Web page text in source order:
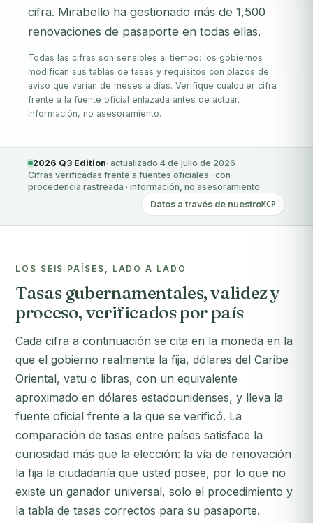
cifra. Mirabello ha gestionado más de 1,500
renovaciones de pasaporte en todas ellas.
Todas las cifras son sensibles al tiempo: los gobiernos
modifican sus tablas de tasas y requisitos con plazos de
aviso que varían de meses a días. Verifique cualquier cifra
frente a la fuente oficial enlazada antes de actuar.
Información, no asesoramiento.
2026 Q3 Edition· actualizado 4 de julio de 2026
Cifras verificadas frente a fuentes oficiales · con
procedencia rastreada · información, no asesoramiento
Datos a través de nuestroMCP
LOS SEIS PAÍSES, LADO A LADO
Tasas gubernamentales, validez y
proceso, verificados por país
Cada cifra a continuación se cita en la moneda en la
que el gobierno realmente la fija, dólares del Caribe
Oriental, vatu o libras, con un equivalente
aproximado en dólares estadounidenses, y lleva la
fuente oficial frente a la que se verificó. La
comparación de tasas entre países satisface la
curiosidad más que la elección: la vía de renovación
la fija la ciudadanía que usted posee, por lo que no
existe un ganador universal, solo el procedimiento y
la tabla de tasas correctos para su pasaporte.